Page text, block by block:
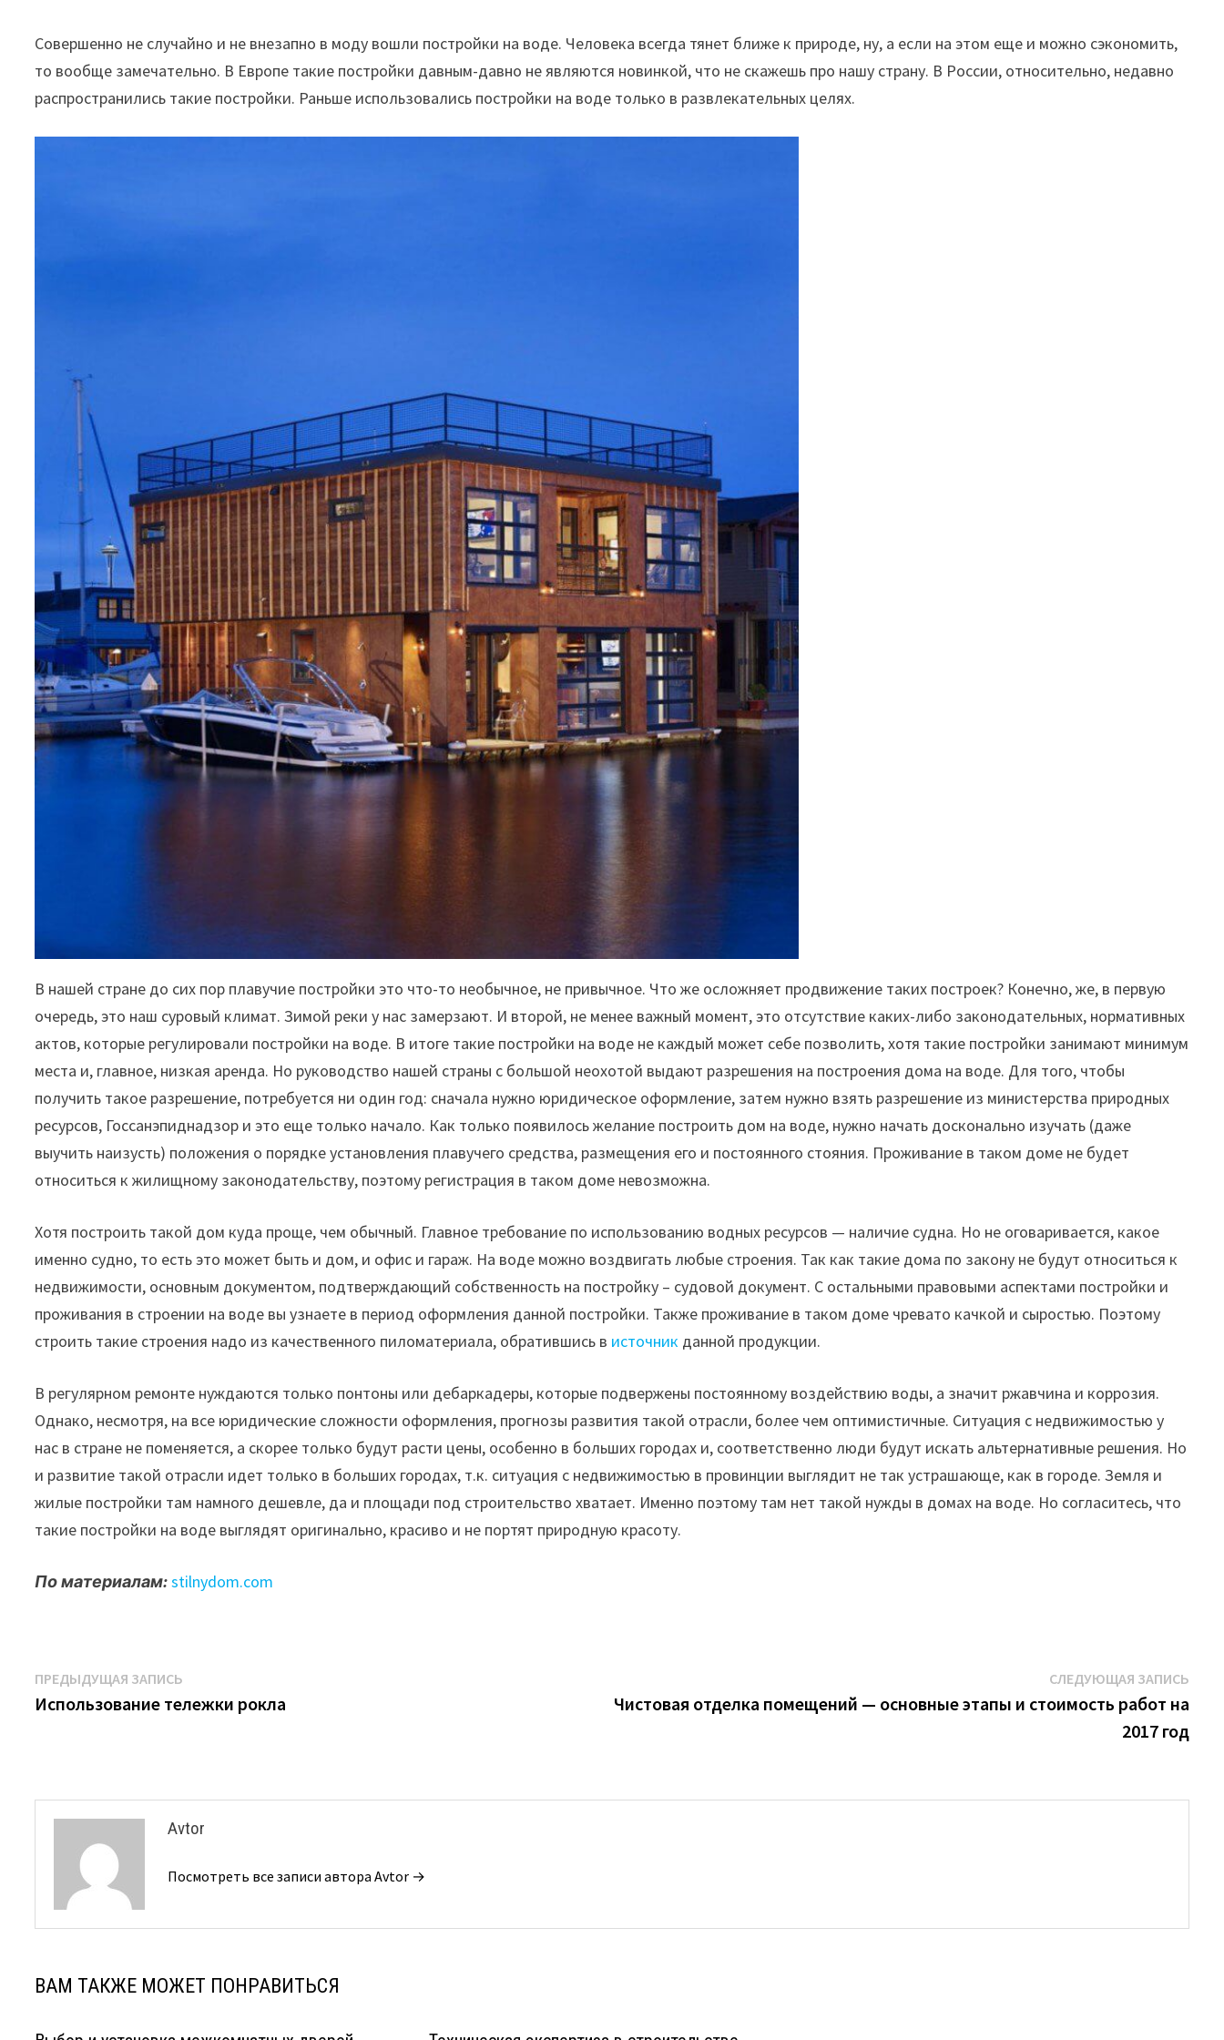
Совершенно не случайно и не внезапно в моду вошли постройки на воде. Человека всегда тянет ближе к природе, ну, а если на этом еще и можно сэкономить,
то вообще замечательно. В Европе такие постройки давным-давно не являются новинкой, что не скажешь про нашу страну. В России, относительно, недавно
распространились такие постройки. Раньше использовались постройки на воде только в развлекательных целях.
В нашей стране до сих пор плавучие постройки это что-то необычное, не привычное. Что же осложняет продвижение таких построек? Конечно, же, в первую
очередь, это наш суровый климат. Зимой реки у нас замерзают. И второй, не менее важный момент, это отсутствие каких-либо законодательных, нормативных
актов, которые регулировали постройки на воде. В итоге такие постройки на воде не каждый может себе позволить, хотя такие постройки занимают минимум
места и, главное, низкая аренда. Но руководство нашей страны с большой неохотой выдают разрешения на построения дома на воде. Для того, чтобы
получить такое разрешение, потребуется ни один год: сначала нужно юридическое оформление, затем нужно взять разрешение из министерства природных
ресурсов, Госсанэпиднадзор и это еще только начало. Как только появилось желание построить дом на воде, нужно начать досконально изучать (даже
выучить наизусть) положения о порядке установления плавучего средства, размещения его и постоянного стояния. Проживание в таком доме не будет
относиться к жилищному законодательству, поэтому регистрация в таком доме невозможна.
Хотя построить такой дом куда проще, чем обычный. Главное требование по использованию водных ресурсов — наличие судна. Но не оговаривается, какое
именно судно, то есть это может быть и дом, и офис и гараж. На воде можно воздвигать любые строения. Так как такие дома по закону не будут относиться к
недвижимости, основным документом, подтверждающий собственность на постройку – судовой документ. С остальными правовыми аспектами постройки и
проживания в строении на воде вы узнаете в период оформления данной постройки. Также проживание в таком доме чревато качкой и сыростью. Поэтому
строить такие строения надо из качественного пиломатериала, обратившись в источник данной продукции.
В регулярном ремонте нуждаются только понтоны или дебаркадеры, которые подвержены постоянному воздействию воды, а значит ржавчина и коррозия.
Однако, несмотря, на все юридические сложности оформления, прогнозы развития такой отрасли, более чем оптимистичные. Ситуация с недвижимостью у
нас в стране не поменяется, а скорее только будут расти цены, особенно в больших городах и, соответственно люди будут искать альтернативные решения. Но
и развитие такой отрасли идет только в больших городах, т.к. ситуация с недвижимостью в провинции выглядит не так устрашающе, как в городе. Земля и
жилые постройки там намного дешевле, да и площади под строительство хватает. Именно поэтому там нет такой нужды в домах на воде. Но согласитесь, что
такие постройки на воде выглядят оригинально, красиво и не портят природную красоту.
По материалам:stilnydom.com
Навигация
по
ПРЕДЫДУЩАЯ ЗАПИСЬ
запись:
Использование тележки рокла
СЛЕДУЮЩАЯ ЗАПИСЬ
Чистовая отделка помещений — основные этапы и стоимость работ на
2017 год
Avtor
Посмотреть все записи автора Avtor →
ВАМ ТАКЖЕ МОЖЕТ ПОНРАВИТЬСЯ